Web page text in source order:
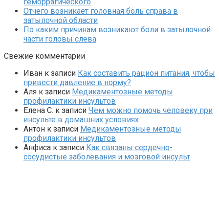
Отчего возникает головная боль справа в
затылочной области
По каким причинам возникают боли в затылочной
части головы слева
Свежие комментарии
Иван к записи Как составить рацион питания, чтобы
привести давление в норму?
Аля к записи Медикаментозные методы
профилактики инсультов
Елена С. к записи Чем можно помочь человеку при
инсульте в домашних условиях
Антон к записи Медикаментозные методы
профилактики инсультов
Анфиса к записи Как связаны сердечно-
сосудистые заболевания и мозговой инсульт